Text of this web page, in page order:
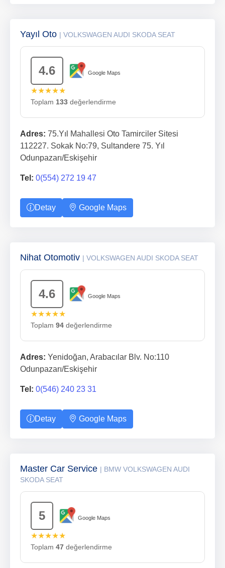
Yayıl Oto | VOLKSWAGEN AUDI SKODA SEAT
4.6 Google Maps
★★★★★
Toplam 133 değerlendirme
Adres: 75.Yıl Mahallesi Oto Tamirciler Sitesi
112227. Sokak No:79, Sultandere 75. Yıl
Odunpazarı/Eskişehir
Tel: 0(554) 272 19 47
Detay Google Maps
Nihat Otomotiv | VOLKSWAGEN AUDI SKODA SEAT
4.6 Google Maps
★★★★★
Toplam 94 değerlendirme
Adres: Yenidoğan, Arabacılar Blv. No:110
Odunpazarı/Eskişehir
Tel: 0(546) 240 23 31
Detay Google Maps
Master Car Service | BMW VOLKSWAGEN AUDI
SKODA SEAT
5 Google Maps
★★★★★
Toplam 47 değerlendirme